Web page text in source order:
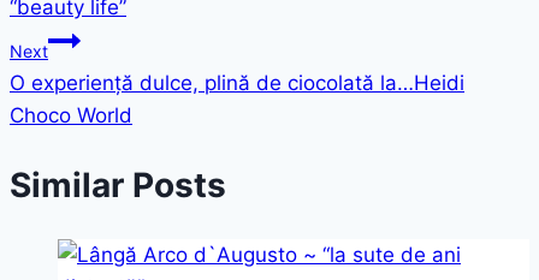
“beauty life”
Next
O experiență dulce, plină de ciocolată la…Heidi
Choco World
Similar Posts